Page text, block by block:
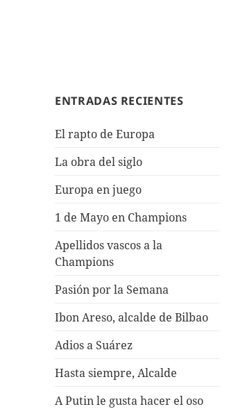
ENTRADAS RECIENTES
El rapto de Europa
La obra del siglo
Europa en juego
1 de Mayo en Champions
Apellidos vascos a la
Champions
Pasión por la Semana
Ibon Areso, alcalde de Bilbao
Adios a Suárez
Hasta siempre, Alcalde
A Putin le gusta hacer el oso